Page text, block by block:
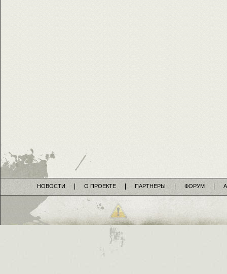
НОВОСТИ О ПРОЕКТЕ ПАРТНЕРЫ ФОРУМ